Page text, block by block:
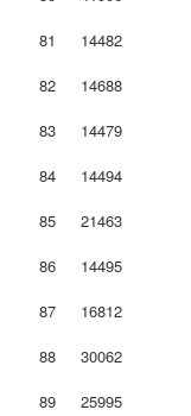
81
14482
82
14688
83
14479
84
14494
85
21463
86
14495
87
16812
88
30062
89
25995